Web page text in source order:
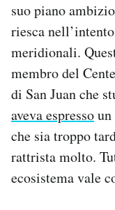
suo piano
riesca
meridionali.
membro del
di San Juan che
aveva espresso
che sia troppo
rattrista molto.
ecosistema vale